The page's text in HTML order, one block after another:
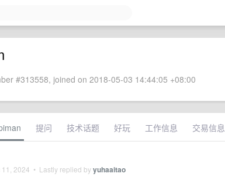
#313558, joined on 2018-05-03 14:44:05 +08:00
提问 技术话题 好玩 工作信息 交易信息
11, 2024 • Lastly replied byyuhaaitao